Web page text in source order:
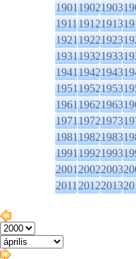
190119021903
191119121913
192119221923
193119321933
194119421943
195119521953
196119621963
197119721973
198119821983
199119921993
200120022003
201120122013